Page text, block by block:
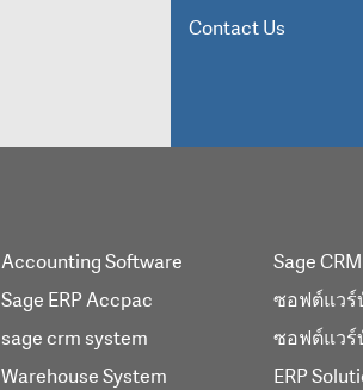
Contact Us
Accounting Software
Sage ERP Accpac
sage crm system
Warehouse System
Sage CRM
ซอฟต์แว
ซอฟต์แวร์
ERP